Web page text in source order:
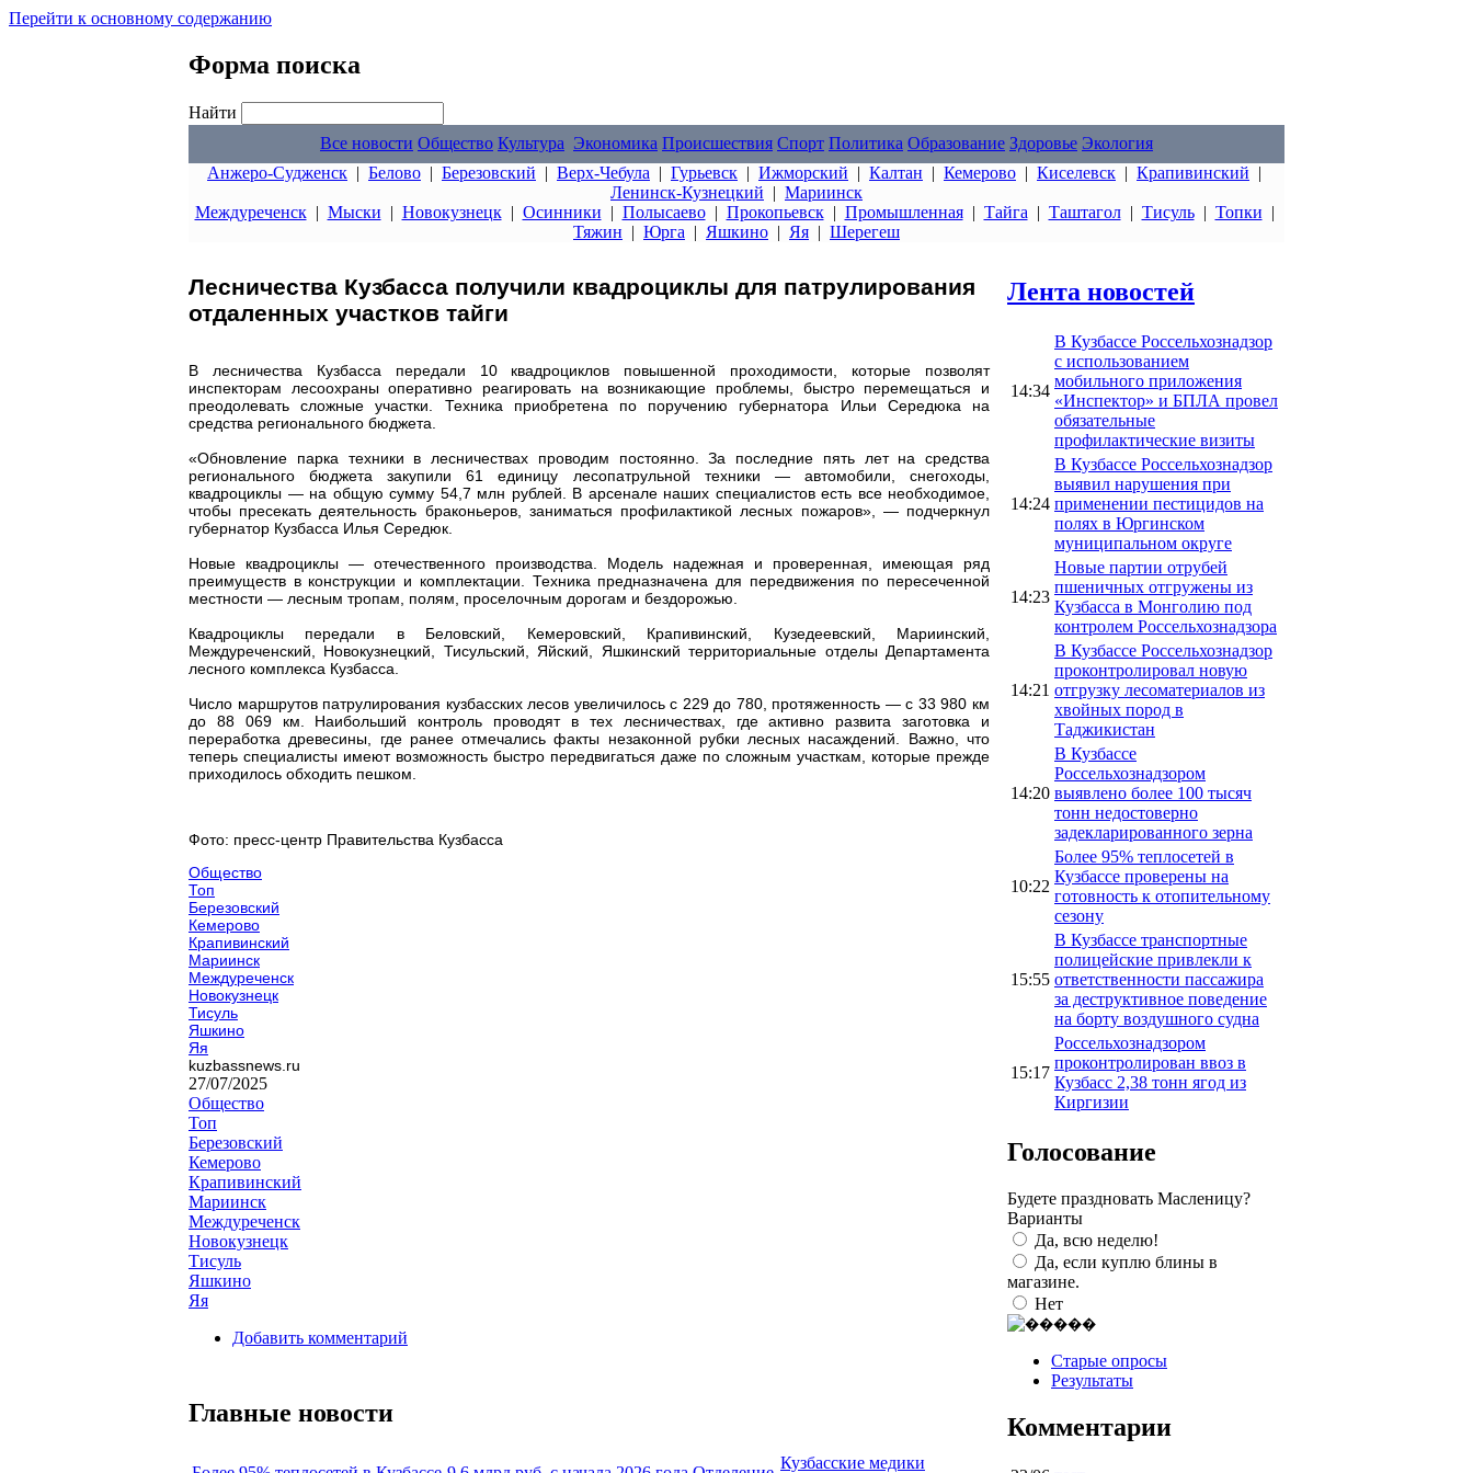
Перейти к основному содержанию
Форма поиска
Найти
Все новости Общество Культура Экономика Происшествия Спорт Политика Образование Здоровье Экология
Анжеро-Судженск | Белово | Березовский | Верх-Чебула | Гурьевск | Ижморский | Калтан | Кемерово | Киселевск | Крапивинский |
Ленинск-Кузнецкий | Мариинск
Междуреченск| Мыски | Новокузнецк| Осинники | Полысаево| Прокопьевск| Промышленная| Тайга | Таштагол| Тисуль| Топки |
Тяжин | Юрга | Яшкино | Яя | Шерегеш
Лесничества Кузбасса получили квадроциклы для патрулирования
отдаленных участков тайги
В лесничества Кузбасса передали 10 квадроциклов повышенной проходимости, которые позволят
инспекторам лесоохраны оперативно реагировать на возникающие проблемы, быстро перемещаться и
преодолевать сложные участки. Техника приобретена по поручению губернатора Ильи Середюка на
средства регионального бюджета.
«Обновление парка техники в лесничествах проводим постоянно. За последние пять лет на средства
регионального бюджета закупили 61 единицу лесопатрульной техники — автомобили, снегоходы,
квадроциклы — на общую сумму 54,7 млн рублей. В арсенале наших специалистов есть все необходимое,
чтобы пресекать деятельность браконьеров, заниматься профилактикой лесных пожаров», — подчеркнул
губернатор Кузбасса Илья Середюк.
Новые квадроциклы — отечественного производства. Модель надежная и проверенная, имеющая ряд
преимуществ в конструкции и комплектации. Техника предназначена для передвижения по пересеченной
местности — лесным тропам, полям, проселочным дорогам и бездорожью.
Квадроциклы передали в Беловский, Кемеровский, Крапивинский, Кузедеевский, Мариинский,
Междуреченский, Новокузнецкий, Тисульский, Яйский, Яшкинский территориальные отделы Департамента
лесного комплекса Кузбасса.
Число маршрутов патрулирования кузбасских лесов увеличилось с 229 до 780, протяженность — с 33 980 км
до 88 069 км. Наибольший контроль проводят в тех лесничествах, где активно развита заготовка и
переработка древесины, где ранее отмечались факты незаконной рубки лесных насаждений. Важно, что
теперь специалисты имеют возможность быстро передвигаться даже по сложным участкам, которые прежде
приходилось обходить пешком.
Фото: пресс-центр Правительства Кузбасса
Общество
Топ
Березовский
Кемерово
Крапивинский
Мариинск
Междуреченск
Новокузнецк
Тисуль
Яшкино
Яя
kuzbassnews.ru
27/07/2025
Общество
Топ
Березовский
Кемерово
Крапивинский
Мариинск
Междуреченск
Новокузнецк
Тисуль
Яшкино
Яя
Добавить комментарий
Главные новости
Кузбасские медики
Лента новостей
14:34
В Кузбассе Россельхознадзор
с использованием
мобильного приложения
«Инспектор» и БПЛА провел
обязательные
профилактические визиты
14:24
В Кузбассе Россельхознадзор
выявил нарушения при
применении пестицидов на
полях в Юргинском
муниципальном округе
14:23
Новые партии отрубей
пшеничных отгружены из
Кузбасса в Монголию под
контролем Россельхознадзора
14:21
В Кузбассе Россельхознадзор
проконтролировал новую
отгрузку лесоматериалов из
хвойных пород в
Таджикистан
14:20
В Кузбассе
Россельхознадзором
выявлено более 100 тысяч
тонн недостоверно
задекларированного зерна
10:22
Более 95% теплосетей в
Кузбассе проверены на
готовность к отопительному
сезону
15:55
В Кузбассе транспортные
полицейские привлекли к
ответственности пассажира
за деструктивное поведение
на борту воздушного судна
15:17
Россельхознадзором
проконтролирован ввоз в
Кузбасс 2,38 тонн ягод из
Киргизии
Голосование
Будете праздновать Масленицу?
Варианты
Да, всю неделю!
Да, если куплю блины в
магазине.
Нет
Старые опросы
Результаты
Комментарии